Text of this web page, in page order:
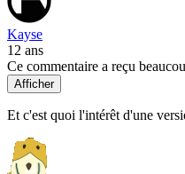
Kayse
12 ans
Ce commentaire a reçu
Afficher
Et c'est quoi l'intérêt d'une